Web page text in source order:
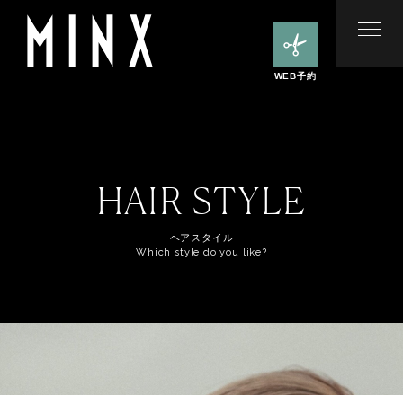
WEB予約
HAIR STYLE
ヘアスタイル
Which style do you like?